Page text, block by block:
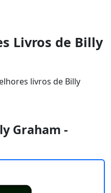
Livros de Billy
livros de Billy
Graham -